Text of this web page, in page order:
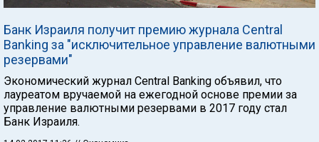
Банк Израиля получит премию журнала Central
Banking за "исключительное управление валютными
резервами"
Экономический журнал Central Banking объявил, что
лауреатом вручаемой на ежегодной основе премии за
управление валютными резервами в 2017 году стал
Банк Израиля.